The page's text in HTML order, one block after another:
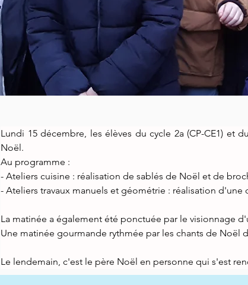
Lundi 15 décembre, les élèves du cycle 2a (CP-CE1) et
Noël.
Au programme :
- Ateliers cuisine : réalisation de sablés de Noël et de
- Ateliers travaux manuels et géométrie : réalisation
La matinée a également été ponctuée par le visionnage
Une matinée gourmande rythmée par les chants de Noël
Le lendemain, c'est le père Noël en personne qui s'est